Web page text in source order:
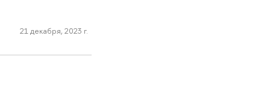
21 декабря, 2023 г.